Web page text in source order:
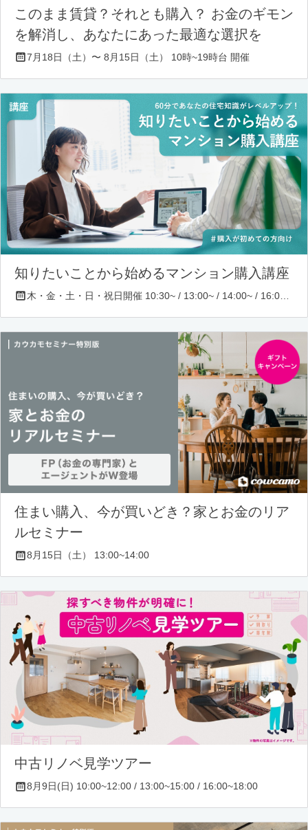
このまま賃貸？それとも購入？ お金のギモン
を解消し、あなたにあった最適な選択を
7月18日（土）〜 8月15日（土） 10時~19時台 開催
知りたいことから始めるマンション購入講座
住まい購入、今が買いどき？家とお金のリア
ルセミナー
8月15日（土） 13:00~14:00
中古リノベ見学ツアー
8月9日(日) 10:00~12:00 / 13:00~15:00 / 16:00~18:00